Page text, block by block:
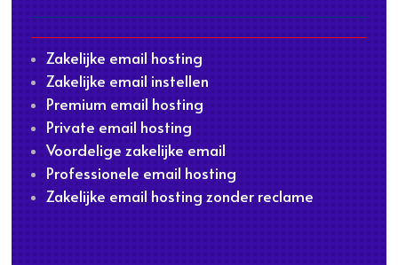
Zakelijke email hosting
Zakelijke email instellen
Premium email hosting
Private email hosting
Voordelige zakelijke email
Professionele email hosting
Zakelijke email hosting zonder reclame